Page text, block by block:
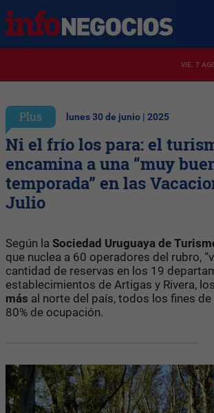
VIE. 7
Plus lunes 30 de junio | 2025
Ni el frío los para: el
encamina a una “muy
temporada” en las
Julio
Según la Sociedad Uruguaya de
que nuclea a 60 operadores del rubro,
cantidad de reservas en los 19
establecimientos de Artigas y Rivera,
más al norte del país, todos los fines de
80% de ocupación.